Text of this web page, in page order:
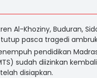
Al-Khoziny, Buduran,
tutup pasca tragedi
pendidikan
sudah diizinkan
disiapkan.